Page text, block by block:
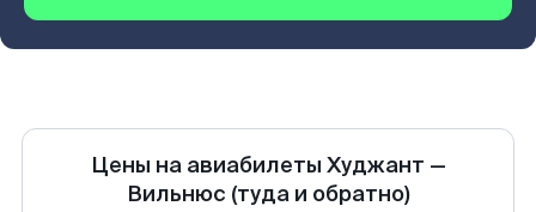
Цены на авиабилеты Худжант —
Вильнюс (туда и обратно)